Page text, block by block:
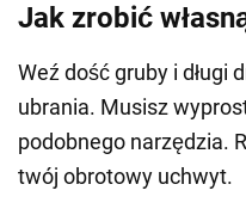
Jak zrobić
Weź dość gruby i długi
ubrania. Musisz
podobnego narzędzia.
twój obrotowy uchwyt.